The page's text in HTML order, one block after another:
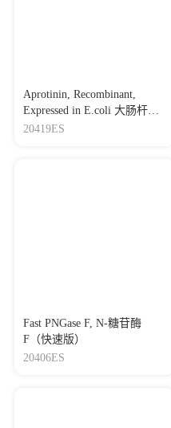
Aprotinin, Recombinant,
Expressed in E.coli 大肠杆菌
表达重组抑肽酶
20419ES
Fast PNGase F, N-糖苷酶
F（快速版）
20406ES